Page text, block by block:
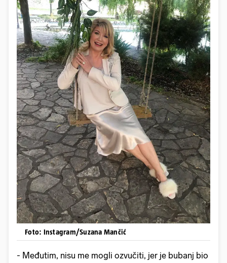
Foto: Instagram/Suzana Mančić
- Međutim, nisu me mogli ozvučiti, jer je bubanj bio